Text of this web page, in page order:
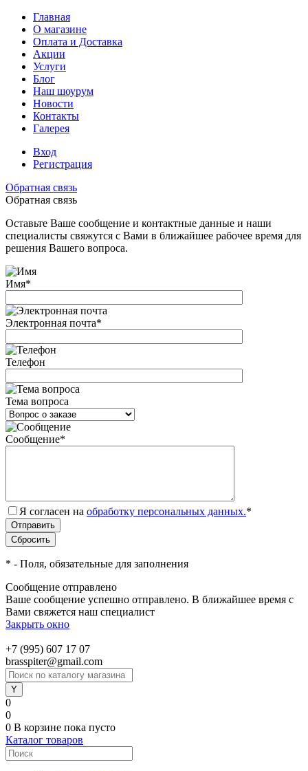
Главная
О магазине
Оплата и Доставка
Акции
Услуги
Блог
Наш шоурум
Новости
Контакты
Галерея
Вход
Регистрация
Обратная связь
Обратная связь
Оставьте Ваше сообщение и контактные данные и наши
специалисты свяжутся с Вами в ближайшее рабочее время для
решения Вашего вопроса.
Имя*
Электронная почта*
Телефон
Тема вопроса
Сообщение*
Я согласен на обработку персональных данных.*
* - Поля, обязательные для заполнения
Сообщение отправлено
Ваше сообщение успешно отправлено. В ближайшее время с
Вами свяжется наш специалист
Закрыть окно
+7 (995) 607 17 07
brasspiter@gmail.com
0
0
0 В корзине пока пусто
Каталог товаров